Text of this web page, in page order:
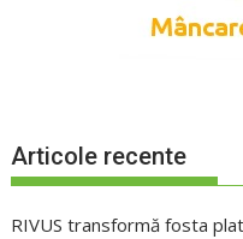
Articole recente
RIVUS transformă fosta